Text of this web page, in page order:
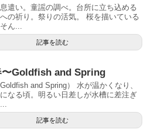
遣い。童謡の調べ。台所に立ち込める
の祈り。祭りの活気。 桜を描いている
ん...
記事を読む
〜Goldfish and Spring
and Spring） 水が温かくなり、
なる頃。明るい日差しが水槽に差注ぎ
記事を読む